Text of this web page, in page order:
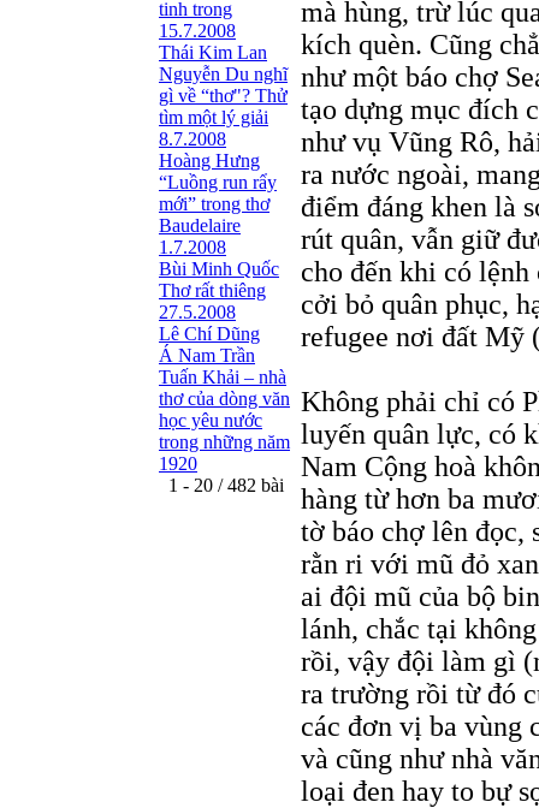
tinh trong
15.7.2008
Thái Kim Lan
Nguyễn Du nghĩ
gì về “thơ"? Thử
tìm một lý giải
8.7.2008
Hoàng Hưng
“Luồng run rẩy
mới” trong thơ
Baudelaire
1.7.2008
Bùi Minh Quốc
Thơ rất thiêng
27.5.2008
Lê Chí Dũng
Á Nam Trần
Tuấn Khải – nhà
thơ của dòng văn
học yêu nước
trong những năm
1920
1 - 20 / 482 bài
mà hùng, trừ lúc
kích quèn. Cũng
như một báo chợ
tạo dựng mục đích
như vụ Vũng Rô,
ra nước ngoài,
điểm đáng khen là
rút quân, vẫn giữ
cho đến khi có
cởi bỏ quân phục,
refugee nơi đất Mỹ
Không phải chỉ có
luyến quân lực, có
Nam Cộng hoà
hàng từ hơn ba
tờ báo chợ lên đọc,
rằn ri với mũ đỏ
ai đội mũ của bộ
lánh, chắc tại
rồi, vậy đội làm gì
ra trường rồi từ đó
các đơn vị ba vùng
và cũng như nhà
loại đen hay to bự